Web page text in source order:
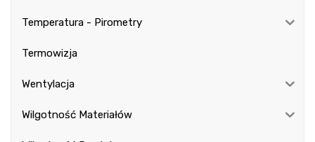
Temperatura - Pirometry
Termowizja
Wentylacja
Wilgotność Materiałów